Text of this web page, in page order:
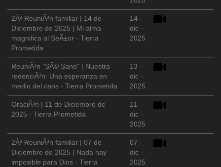
2Âª ReuniÃ³n familiar | 14 de
Diciembre de 2025 | Mi alma
magnifica al SeÃ±or - Tierra
Prometida
14 -
dic -
2025
ReuniÃ³n "SÃ© Sano" | Nuestra
redenciÃ³n: Una esperanza en
medio del caos - Tierra Prometida
13 -
dic -
2025
OraciÃ³n | 11 de Diciembre de
2025 - Tierra Prometida
11 -
dic -
2025
2Âª ReuniÃ³n familiar | 07 de
Diciembre de 2025 | Nada hay
imposible para Dios - Tierra
07 -
dic -
2025